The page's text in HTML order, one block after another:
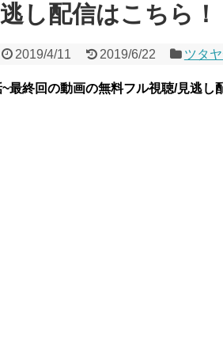
し配信はこちら！
2019/4/11 2019/6/22 ツタ
最終回の動画の無料フル視聴/見逃し